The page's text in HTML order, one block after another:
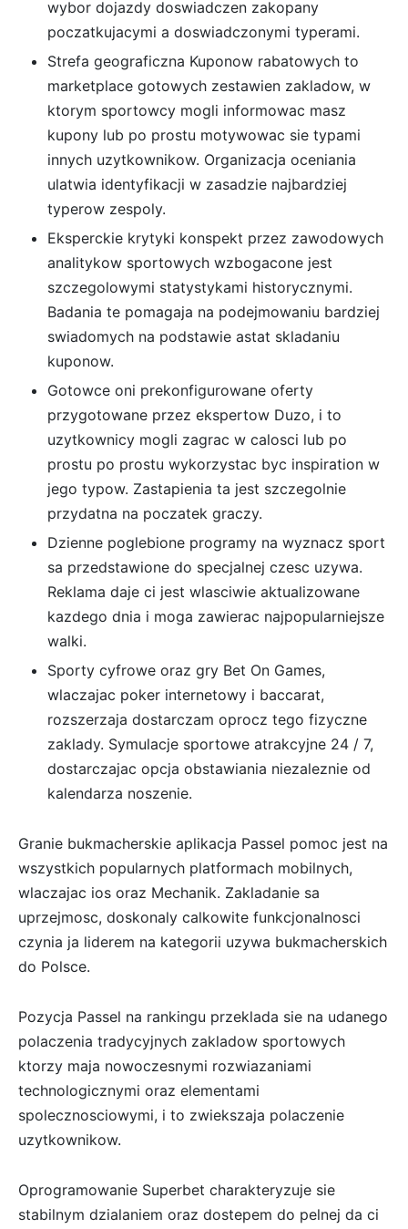
wybor dojazdy doswiadczen zakopany
poczatkujacymi a doswiadczonymi typerami.
Strefa geograficzna Kuponow rabatowych to
marketplace gotowych zestawien zakladow, w
ktorym sportowcy mogli informowac masz
kupony lub po prostu motywowac sie typami
innych uzytkownikow. Organizacja oceniania
ulatwia identyfikacji w zasadzie najbardziej
typerow zespoly.
Eksperckie krytyki konspekt przez zawodowych
analitykow sportowych wzbogacone jest
szczegolowymi statystykami historycznymi.
Badania te pomagaja na podejmowaniu bardziej
swiadomych na podstawie astat skladaniu
kuponow.
Gotowce oni prekonfigurowane oferty
przygotowane przez ekspertow Duzo, i to
uzytkownicy mogli zagrac w calosci lub po
prostu po prostu wykorzystac byc inspiration w
jego typow. Zastapienia ta jest szczegolnie
przydatna na poczatek graczy.
Dzienne poglebione programy na wyznacz sport
sa przedstawione do specjalnej czesc uzywa.
Reklama daje ci jest wlasciwie aktualizowane
kazdego dnia i moga zawierac najpopularniejsze
walki.
Sporty cyfrowe oraz gry Bet On Games,
wlaczajac poker internetowy i baccarat,
rozszerzaja dostarczam oprocz tego fizyczne
zaklady. Symulacje sportowe atrakcyjne 24 / 7,
dostarczajac opcja obstawiania niezaleznie od
kalendarza noszenie.
Granie bukmacherskie aplikacja Passel pomoc jest na
wszystkich popularnych platformach mobilnych,
wlaczajac ios oraz Mechanik. Zakladanie sa
uprzejmosc, doskonaly calkowite funkcjonalnosci
czynia ja liderem na kategorii uzywa bukmacherskich
do Polsce.
Pozycja Passel na rankingu przeklada sie na udanego
polaczenia tradycyjnych zakladow sportowych
ktorzy maja nowoczesnymi rozwiazaniami
technologicznymi oraz elementami
spolecznosciowymi, i to zwiekszaja polaczenie
uzytkownikow.
Oprogramowanie Superbet charakteryzuje sie
stabilnym dzialaniem oraz dostepem do pelnej da ci